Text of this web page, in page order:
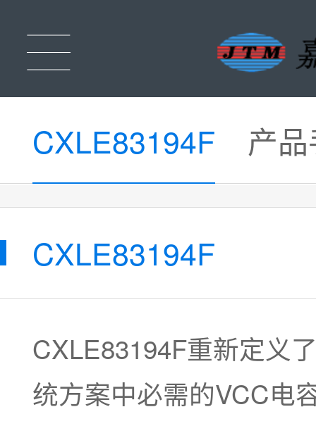
CXLE83194F 产
CXLE83194F
CXLE83194F重新定义
统方案中必需的VCC电